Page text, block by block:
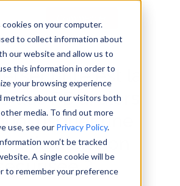
on your computer.
to collect information about
our website and allow us to
this information in order to
your browsing experience
metrics about our visitors both
media. To find out more
use, see our Privacy Policy.
won’t be tracked
A single cookie will be
to remember your preference
est la
des PDG, alors
risquer une
non
?